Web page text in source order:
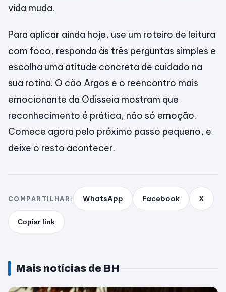
vida muda.
Para aplicar ainda hoje, use um roteiro de leitura
com foco, responda às três perguntas simples e
escolha uma atitude concreta de cuidado na
sua rotina. O cão Argos e o reencontro mais
emocionante da Odisseia mostram que
reconhecimento é prática, não só emoção.
Comece agora pelo próximo passo pequeno, e
deixe o resto acontecer.
COMPARTILHAR: WhatsApp Facebook X
Copiar link
Mais notícias de BH